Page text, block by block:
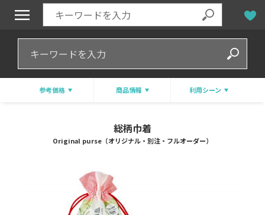
参考価格 商品情報 利用シーン
総柄巾着
Original purse（オリジナル・別注・フルオーダー）